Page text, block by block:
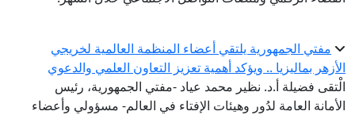
مفتي الجمهورية يلتقي أعضاء المنظمة العالمية لخريجي
الأزهر بماليزيا .. ويؤكد أهمية تعزيز التعاون العلمي والدعوي
الْتقى فضيلة أ.د. نظير محمد عياد -مفتي الجمهورية، رئيس
الأمانة العامة لدُور وهيئات الإفتاء في العالم- مسؤولي وأعضاء